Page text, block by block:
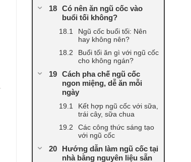
Có nên ăn ngũ cốc vào
buổi tối không?
Ngũ cốc buổi tối: Nên
hay không nên?
Buổi tối ăn gì với ngũ cốc
cho không ngán?
Cách pha chế ngũ cốc
ngon miệng, dễ ăn mỗi
ngày
Kết hợp ngũ cốc với sữa,
trái cây, sữa chua
Các công thức sáng tạo
với ngũ cốc
Hướng dẫn làm ngũ cốc tại
nhà bằng nguyên liệu sẵn